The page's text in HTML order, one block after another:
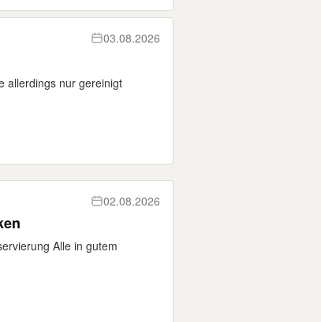
03.08.2026
allerdings nur gereinigt
02.08.2026
Alle in gutem